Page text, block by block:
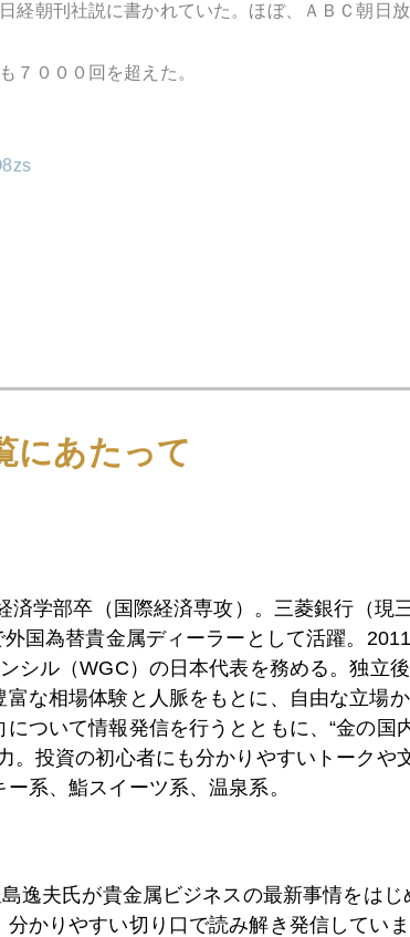
経朝刊社説に書かれていた。ほぼ、ＡＢＣ朝日
０００回を超えた。
山ショック？
た
き
イエレン議長講演
にあたって
済学部卒（国際経済専攻）。三菱銀行（現
国為替貴金属ディーラーとして活躍。
シル（WGC）の日本代表を務める。独立
な相場体験と人脈をもとに、自由な立場
ついて情報発信を行うとともに、“金の国
。投資の初心者にも分かりやすいトークや
系、鮨スイーツ系、温泉系。
逸夫氏が貴金属ビジネスの最新事情をはじ
かりやすい切り口で読み解き発信していま